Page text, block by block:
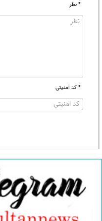
* نظر
* کد امنیتی